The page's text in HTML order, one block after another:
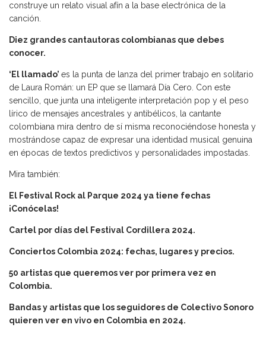
construye un relato visual afín a la base electrónica de la
canción.
Diez grandes cantautoras colombianas que debes
conocer.
‘El llamado’ es la punta de lanza del primer trabajo en solitario
de Laura Román: un EP que se llamará Día Cero. Con este
sencillo, que junta una inteligente interpretación pop y el peso
lírico de mensajes ancestrales y antibélicos, la cantante
colombiana mira dentro de sí misma reconociéndose honesta y
mostrándose capaz de expresar una identidad musical genuina
en épocas de textos predictivos y personalidades impostadas.
Mira también:
El Festival Rock al Parque 2024 ya tiene fechas
¡Conócelas!
Cartel por días del Festival Cordillera 2024.
Conciertos Colombia 2024: fechas, lugares y precios.
50 artistas que queremos ver por primera vez en
Colombia.
Bandas y artistas que los seguidores de Colectivo Sonoro
quieren ver en vivo en Colombia en 2024.